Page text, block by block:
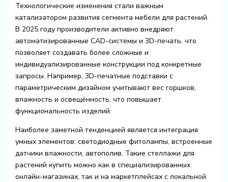
Технологические изменения стали важным
катализатором развития сегмента мебели для растений.
В 2025 году производители активно внедряют
автоматизированные CAD-системы и 3D-печать, что
позволяет создавать более сложные и
индивидуализированные конструкции под конкретные
запросы. Например, 3D-печатные подставки с
параметрическим дизайном учитывают вес горшков,
влажность и освещённость, что повышает
функциональность изделий.
Наиболее заметной тенденцией является интеграция
умных элементов: светодиодные фитолампы, встроенные
датчики влажности, автополив. Такие стеллажи для
растений купить можно как в специализированных
онлайн-магазинах, так и на маркетплейсах с локальной